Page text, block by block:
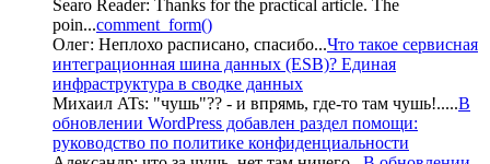
Searo Reader: Thanks for the practical article. The
poin...comment_form()
Олег: Неплохо расписано, спасибо...Что такое сервисная
интеграционная шина данных (ESB)? Единая
инфраструктура в сводке данных
Михаил ATs: "чушь"?? - и впрямь, где-то там чушь!.....В
обновлении WordPress добавлен раздел помощи:
руководство по политике конфиденциальности